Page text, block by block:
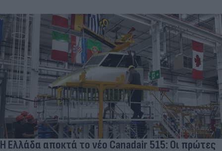
Η Ελλάδα αποκτά το νέο Canadair 515: Οι πρώτες